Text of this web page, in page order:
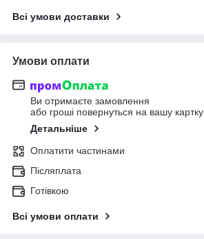
Всі умови доставки
Умови оплати
Ви отримаєте замовлення
або гроші повернуться на вашу картку
Детальніше
Оплатити частинами
Післяплата
Готівкою
Всі умови оплати